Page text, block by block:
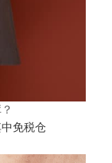
免税仓